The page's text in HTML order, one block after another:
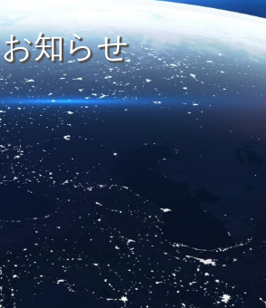
お知らせ